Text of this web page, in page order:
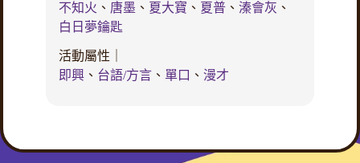
不知火 、 唐墨 、 夏大寶 、 夏普、 溱會灰 、
白日夢鑰匙
活動屬性｜
即興、 台語/方言、 單口 、 漫才